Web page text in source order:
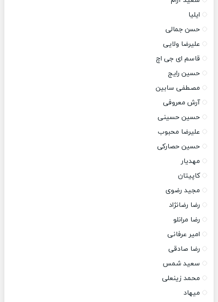
ایلیا
حسن جمالی
علیرضا ولایی
قاسم ای جی اچ
حسین رایج
مصطفی سابین
آرش معروفی
حسین حسینی
علیرضا محبوب
حسین حصارکی
مهدیار
کاپیتان
مجید رضوی
رضا رضانژاد
رضا مرانلو
امیر عرفانی
رضا صادقی
سعید شمس
محمد زینعلی
میهاد